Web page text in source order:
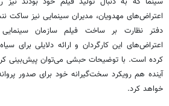
اعتراض‌های مهدویان، مدیران سینمایی نیز
دفتر نظارت بر ساخت فیلم سازمان
اعتراض‌های این کارگردان و ارائه دلایلی برای
کرده است. با توضیحات حبشی می‌توان پیش‌بینی
آینده هم رویکرد سخت‌گیرانه خود برای صدور
خواهد کرد.